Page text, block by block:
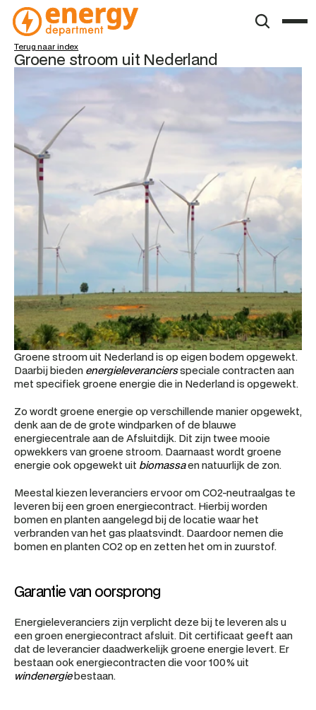
Terug naar index
Groene stroom uit Nederland
Groene stroom uit Nederland is op eigen bodem opgewekt.
Daarbij bieden energieleveranciers speciale contracten aan
met specifiek groene energie die in Nederland is opgewekt.
Zo wordt groene energie op verschillende manier opgewekt,
denk aan de de grote windparken of de blauwe
energiecentrale aan de Afsluitdijk. Dit zijn twee mooie
opwekkers van groene stroom. Daarnaast wordt groene
energie ook opgewekt uit biomassa en natuurlijk de zon.
Meestal kiezen leveranciers ervoor om CO2-neutraalgas te
leveren bij een groen energiecontract. Hierbij worden
bomen en planten aangelegd bij de locatie waar het
verbranden van het gas plaatsvindt. Daardoor nemen die
bomen en planten CO2 op en zetten het om in zuurstof.
Garantie van oorsprong
Energieleveranciers zijn verplicht deze bij te leveren als u
een groen energiecontract afsluit. Dit certificaat geeft aan
dat de leverancier daadwerkelijk groene energie levert. Er
windenergie bestaan.